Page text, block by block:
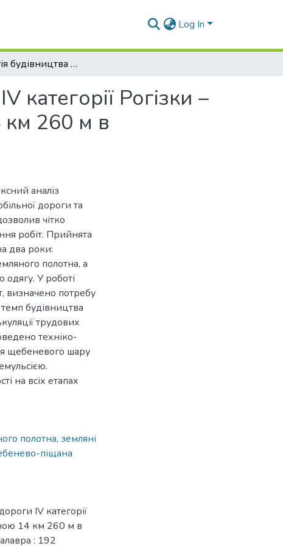
Log In
Технологія будівництва автомобільної дороги ІV категорії Рогізки – Привільне – Щокоть – Забарівка довжиною 14 км 260 м в Чернігівській області
категорії Рогізки –
260 м в
аналіз
дороги та
чітко
робіт. Прийнята
два роки:
полотна, а
У роботі
визначено потребу
будівництва
трудових
техніко-
щебеневого шару
на всіх етапах
полотна, земляні
піщана
ІV категорії
14 км 260 м в
: 192